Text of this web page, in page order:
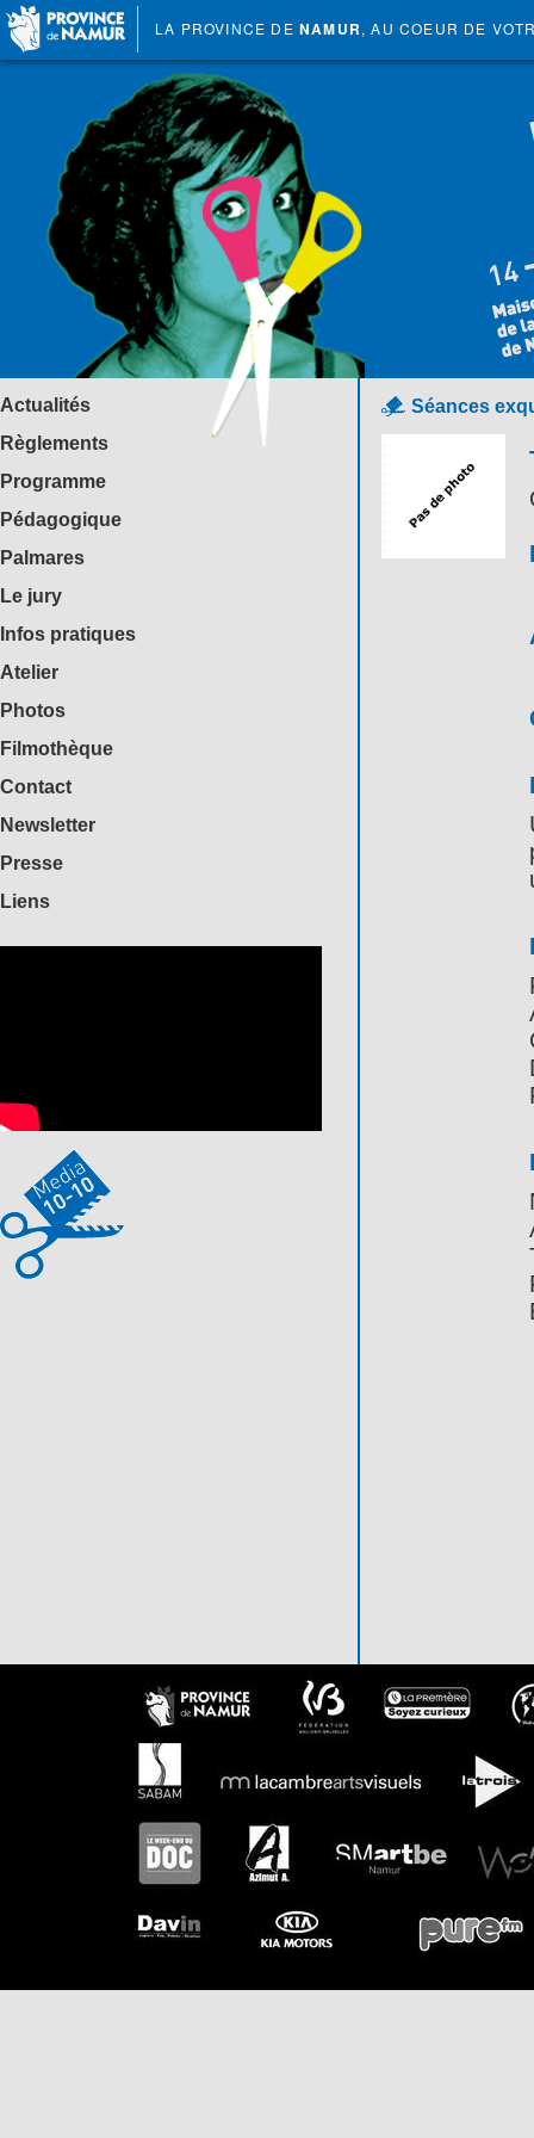
LA PROVINCE DE NAMUR, AU COEUR DE
Actualités
Règlements
Programme
Pédagogique
Palmares
Le jury
Infos pratiques
Atelier
Photos
Filmothèque
Contact
Newsletter
Presse
Liens
Séances